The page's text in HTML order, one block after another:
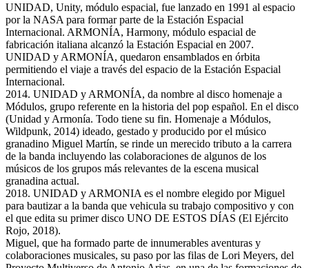
UNIDAD, Unity, módulo espacial, fue lanzado en 1991 al espacio
por la NASA para formar parte de la Estación Espacial
Internacional. ARMONÍA, Harmony, módulo espacial de
fabricación italiana alcanzó la Estación Espacial en 2007.
UNIDAD y ARMONÍA, quedaron ensamblados en órbita
permitiendo el viaje a través del espacio de la Estación Espacial
Internacional.
2014. UNIDAD y ARMONÍA, da nombre al disco homenaje a
Módulos, grupo referente en la historia del pop español. En el disco
(Unidad y Armonía. Todo tiene su fin. Homenaje a Módulos,
Wildpunk, 2014) ideado, gestado y producido por el músico
granadino Miguel Martín, se rinde un merecido tributo a la carrera
de la banda incluyendo las colaboraciones de algunos de los
músicos de los grupos más relevantes de la escena musical
granadina actual.
2018. UNIDAD y ARMONIA es el nombre elegido por Miguel
para bautizar a la banda que vehicula su trabajo compositivo y con
el que edita su primer disco UNO DE ESTOS DÍAS (El Ejército
Rojo, 2018).
Miguel, que ha formado parte de innumerables aventuras y
colaboraciones musicales, su paso por las filas de Lori Meyers, del